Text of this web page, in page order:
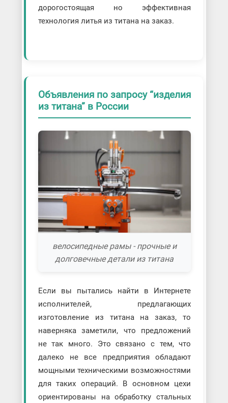
дорогостоящая но эффективная
технология литья из титана на заказ.
Объявления по запросу “изделия
из титана” в России
велосипедные рамы - прочные и
долговечные детали из титана
Если вы пытались найти в Интернете
исполнителей, предлагающих
изготовление из титана на заказ, то
наверняка заметили, что предложений
не так много. Это связано с тем, что
далеко не все предприятия обладают
мощными техническими возможностями
для таких операций. В основном цехи
ориентированы на обработку стальных